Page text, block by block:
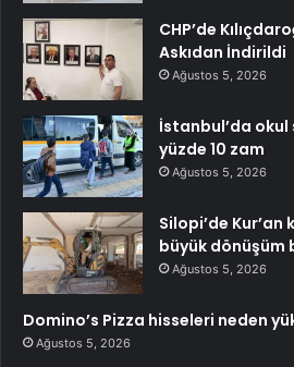
CHP’de
Askıdan İndirildi
Ağustos 5, 2026
İstanbul’da
yüzde 10 zam
Ağustos 5, 2026
Silopi’de
büyük dönüşüm
Ağustos 5, 2026
Domino’s Pizza hisseleri neden
Ağustos 5, 2026